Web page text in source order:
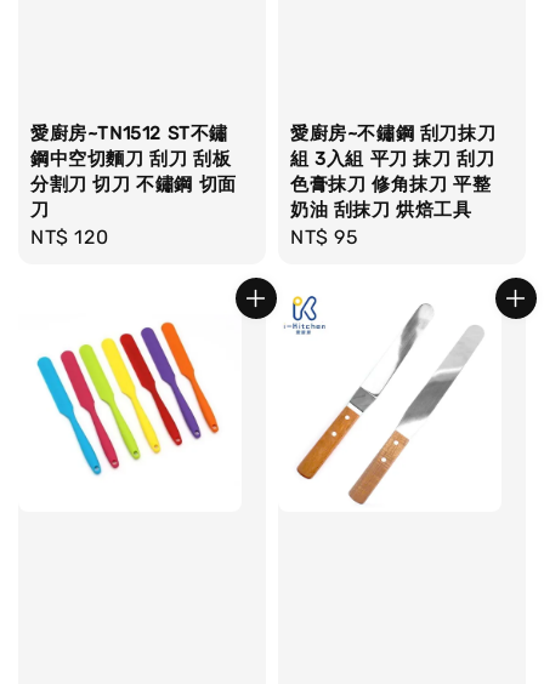
愛廚房~TN1512 ST不鏽
鋼中空切麵刀 刮刀 刮板
分割刀 切刀 不鏽鋼 切面
刀
Regular
NT$ 120
愛廚房~不鏽鋼 刮刀抹刀
組 3入組 平刀 抹刀 刮刀
色膏抹刀 修角抹刀 平整
奶油 刮抹刀 烘焙工具
Regular
NT$ 95